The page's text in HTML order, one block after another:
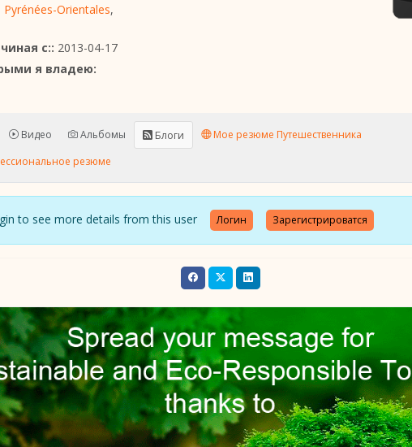
Pyrénées-Orientales,
с:: 2013-04-17
я владею:
Видео Альбомы Блоги
Мое резюме Путешественника
резюме
to see more details from this user Логин Зарегистрироватся